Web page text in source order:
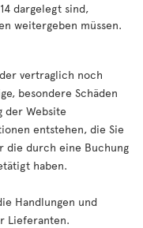
dargelegt sind,
weitergeben müssen.
vertraglich noch
besondere Schäden
der Website
entstehen, die Sie
die durch eine Buchung
haben.
Handlungen und
Lieferanten.